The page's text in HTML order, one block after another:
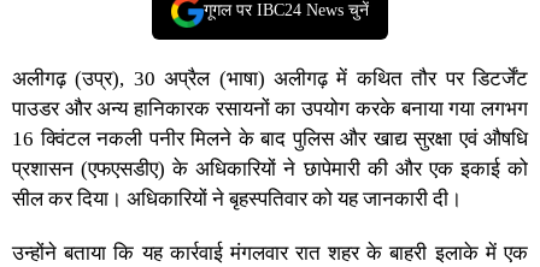
गूगल पर IBC24 News चुनें
अलीगढ़ (उप्र), 30 अप्रैल (भाषा) अलीगढ़ में कथित तौर पर डिटर्जेंट
पाउडर और अन्य हानिकारक रसायनों का उपयोग करके बनाया गया लगभग
16 क्विंटल नकली पनीर मिलने के बाद पुलिस और खाद्य सुरक्षा एवं औषधि
प्रशासन (एफएसडीए) के अधिकारियों ने छापेमारी की और एक इकाई को
सील कर दिया। अधिकारियों ने बृहस्पतिवार को यह जानकारी दी।
उन्होंने बताया कि यह कार्रवाई मंगलवार रात शहर के बाहरी इलाके में एक